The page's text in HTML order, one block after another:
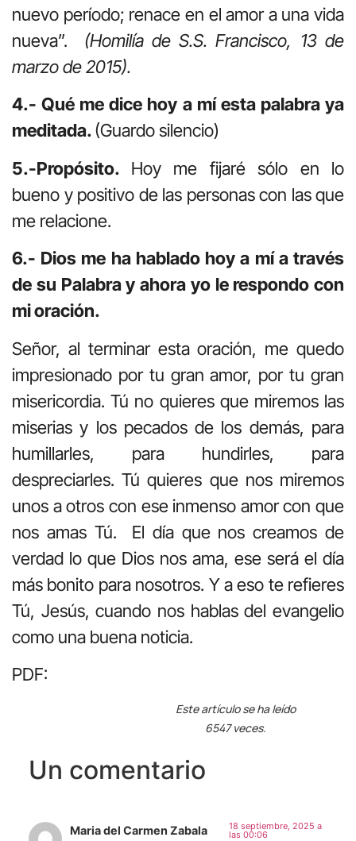
nuevo período; renace en el amor a una vida
nueva”.
(Homilía de S.S. Francisco, 13 de
marzo de 2015).
4.- Qué me dice hoy a mí esta palabra ya
meditada.(Guardo silencio)
5.-Propósito. Hoy me fijaré sólo en lo
bueno y positivo de las personas con las que
me relacione.
6.- Dios me ha hablado hoy a mí a través
de su Palabra y ahora yo le respondo con
mi oración.
Señor, al terminar esta oración, me quedo
impresionado por tu gran amor, por tu gran
misericordia. Tú no quieres que miremos las
miserias y los pecados de los demás, para
humillarles, para hundirles, para
despreciarles. Tú quieres que nos miremos
unos a otros con ese inmenso amor con que
nos amas Tú. El día que nos creamos de
verdad lo que Dios nos ama, ese será el día
más bonito para nosotros. Y a eso te refieres
Tú, Jesús, cuando nos hablas del evangelio
como una buena noticia.
PDF:
Este artículo se ha leído
6547 veces.
Un comentario
Maria del Carmen Zabala
18 septiembre, 2025 a
las 00:06